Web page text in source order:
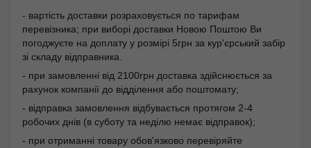
- вартість доставки розраховується по тарифам
перевізника; при виборі доставки Новою Поштою Ви
погоджуєте на доплату у розмірі 5грн за кур'єрський забір
зі складу відправника.
- при замовленні від 2100грн доставка здійснюється за
рахунок компанії до відділення або поштомату;
- відправка замовлення відбувається протягом 2-4
робочих днів (в суботу та неділю немає відправок);
- при отриманні товару обов'язково перевіряйте